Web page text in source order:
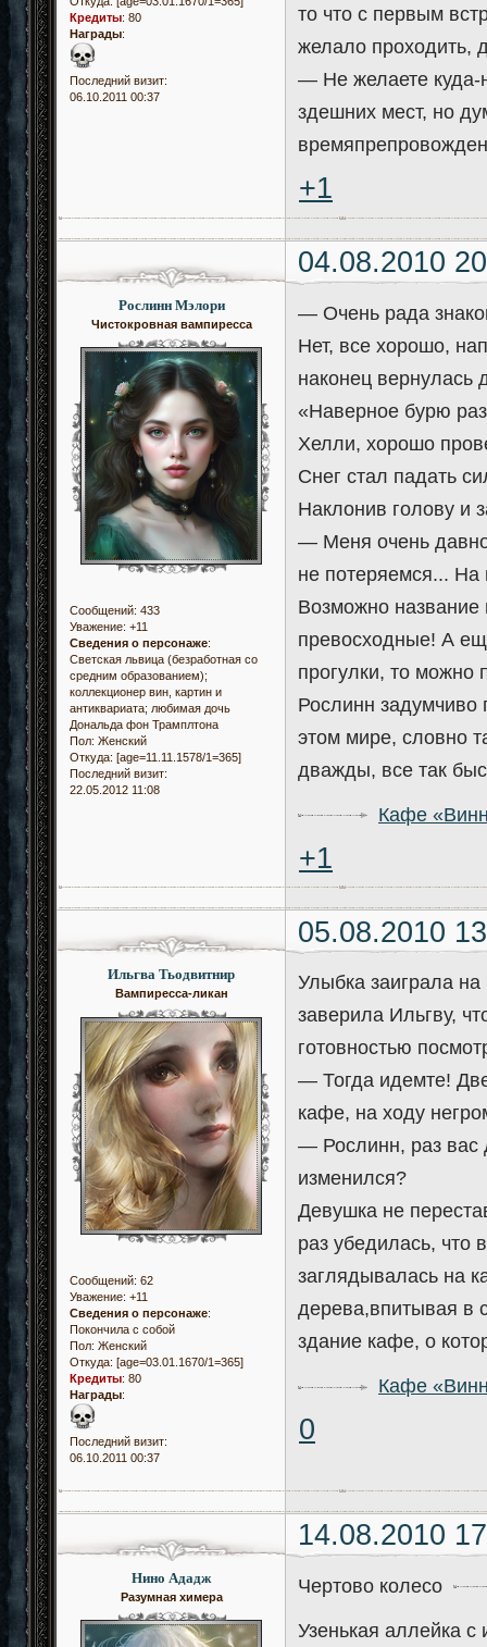
Кредиты: 80
Награды:
Последний визит:
06.10.2011 00:37
то что с первым
желало проходить,
— Не желаете куда-
здешних мест, но
+1
04.08.2010
Рослинн Мэлори
Чистокровная вампиресса
Сообщений: 433
Уважение: +11
Сведения о персонаже:
Светская львица (безработная со
средним образованием);
коллекционер вин, картин и
антиквариата; любимая дочь
Дональда фон Трамплтона
Пол: Женский
Откуда: [age=11.11.1578/1=365]
Последний визит:
22.05.2012 11:08
— Очень рада
Нет, все хорошо,
наконец
«Наверное бурю
Хелли, хорошо
Снег стал падать
Наклонив голову и
— Меня очень
не потеряемся... На
Возможно название
превосходные! А
прогулки, то можно
Рослинн задумчиво
этом мире, словно
дважды, все так
Кафе
+1
05.08.2010
Ильгва Тьодвитнир
Вампиресса-ликан
Сообщений: 62
Уважение: +11
Сведения о персонаже:
Покончила с собой
Пол: Женский
Откуда: [age=03.01.1670/1=365]
Кредиты: 80
Награды:
Последний визит:
06.10.2011 00:37
Улыбка заиграла на
заверила Ильгву,
готовностью
— Тогда идемте!
кафе, на ходу
— Рослинн, раз вас
изменился?
Девушка не
раз убедилась, что
заглядывалась на
дерева,впитывая в
здание кафе, о
Кафе
0
14.08.2010
Нино Ададж
Разумная химера
Чертово колесо
Узенькая аллейка